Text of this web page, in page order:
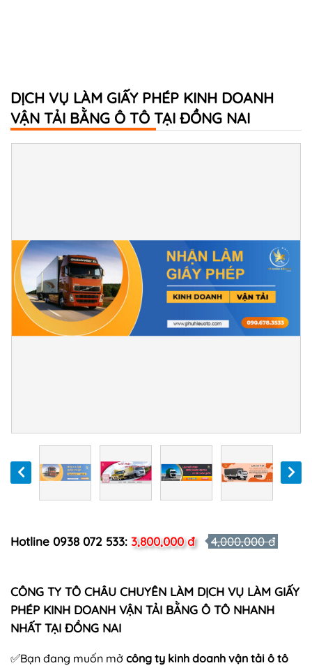
DỊCH VỤ LÀM GIẤY PHÉP KINH DOANH
VẬN TẢI BẰNG Ô TÔ TẠI ĐỒNG NAI
Hotline 0938 072 533: 3,800,000 đ 4,000,000 đ
CÔNG TY TÔ CHÂU CHUYÊN LÀM DỊCH VỤ LÀM GIẤY
PHÉP KINH DOANH VẬN TẢI BẰNG Ô TÔ NHANH
NHẤT TẠI ĐỒNG NAI
✅Bạn đang muốn mở công ty kinh doanh vận tải ô tô